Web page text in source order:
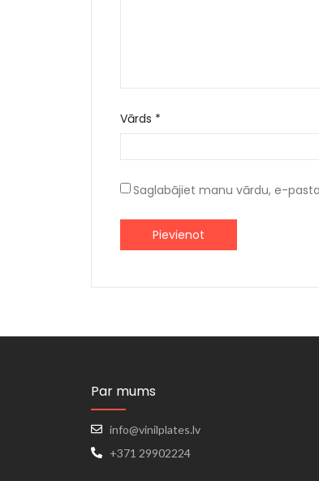
Vārds *
Saglabājiet manu vārdu, e-
Par mums
info@vinilplates.lv
+371 29902224